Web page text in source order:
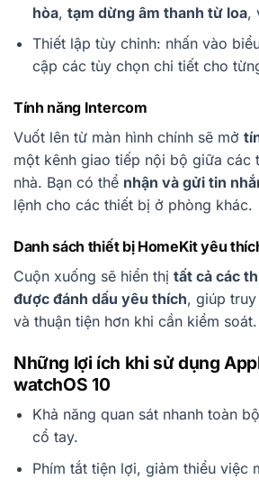
hòa, tạm dừng âm thanh từ loa,
Thiết lập tùy chỉnh: nhấn vào
cập các tùy chọn chi tiết cho
Tính năng Intercom
Vuốt lên từ màn hình chính sẽ mở
một kênh giao tiếp nội bộ giữa các
nhà. Bạn có thể nhận và gửi tin
lệnh cho các thiết bị ở phòng khác.
Danh sách thiết bị HomeKit yêu
Cuộn xuống sẽ hiển thị tất cả các
được đánh dấu yêu thích, giúp
và thuận tiện hơn khi cần kiểm soát.
Những lợi ích khi sử dụng
watchOS 10
Khả năng quan sát nhanh toàn
cổ tay.
Phím tắt tiện lợi, giảm thiểu việc